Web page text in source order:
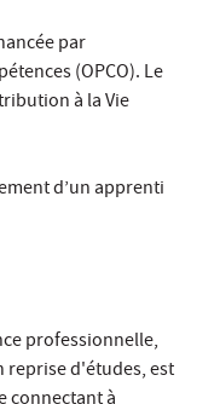
par
(OPCO). Le
à la Vie
d’un apprenti
professionnelle,
reprise d'études, est